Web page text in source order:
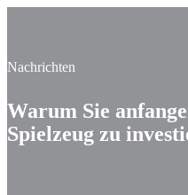
Nachrichten
Warum Sie
Spielzeug zu